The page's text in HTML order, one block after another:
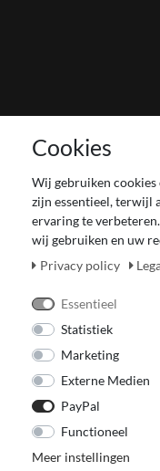
Cookies
Wij gebruiken cookies
zijn essentieel, terwijl
ervaring te
wij gebruiken en uw
Privacy policy
Essentieel
Statistiek
Marketing
Externe Medien
PayPal
Functioneel
Meer instellingen